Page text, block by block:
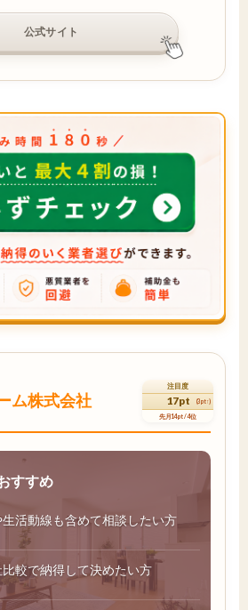
公式サイト
ム株式会社
注目度
17pt (3pt↑)
先月14pt / 4位
すすめ
生活動線も含めて相談したい方
較で納得して決めたい方